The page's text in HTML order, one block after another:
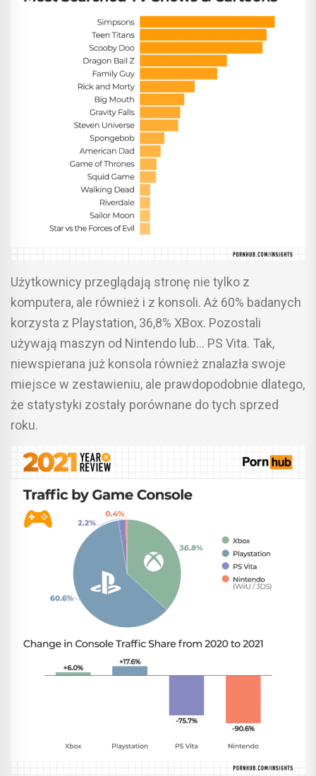
Użytkownicy przeglądają stronę nie tylko z
komputera, ale również i z konsoli. Aż 60% badanych
korzysta z Playstation, 36,8% XBox. Pozostali
używają maszyn od Nintendo lub… PS Vita. Tak,
niewspierana już konsola również znalazła swoje
miejsce w zestawieniu, ale prawdopodobnie dlatego,
że statystyki zostały porównane do tych sprzed
roku.